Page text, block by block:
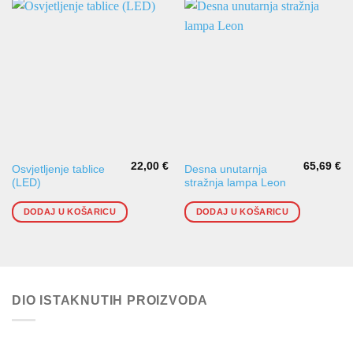
Osvjetljenje tablice
(LED)
22,00€
DODAJ U KOŠARICU
Desna unutarnja
stražnja lampa Leon
65,69€
DODAJ U KOŠARICU
DIO ISTAKNUTIH PROIZVODA